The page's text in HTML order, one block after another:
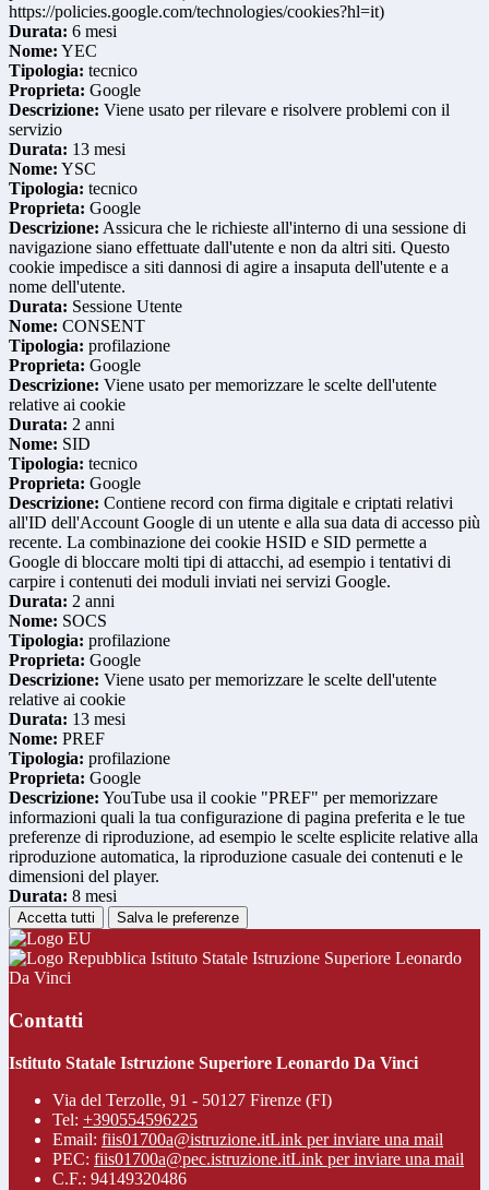
https://policies.google.com/technologies/cookies?hl=it)
Durata: 6 mesi
Nome: YEC
Tipologia: tecnico
Proprieta: Google
Descrizione: Viene usato per rilevare e risolvere problemi con il
servizio
Durata: 13 mesi
Nome: YSC
Tipologia: tecnico
Proprieta: Google
Descrizione: Assicura che le richieste all'interno di una sessione di
navigazione siano effettuate dall'utente e non da altri siti. Questo
cookie impedisce a siti dannosi di agire a insaputa dell'utente e a
nome dell'utente.
Durata: Sessione Utente
Nome: CONSENT
Tipologia: profilazione
Proprieta: Google
Descrizione: Viene usato per memorizzare le scelte dell'utente
relative ai cookie
Durata: 2 anni
Nome: SID
Tipologia: tecnico
Proprieta: Google
Descrizione: Contiene record con firma digitale e criptati relativi
all'ID dell'Account Google di un utente e alla sua data di accesso più
recente. La combinazione dei cookie HSID e SID permette a
Google di bloccare molti tipi di attacchi, ad esempio i tentativi di
carpire i contenuti dei moduli inviati nei servizi Google.
Durata: 2 anni
Nome: SOCS
Tipologia: profilazione
Proprieta: Google
Descrizione: Viene usato per memorizzare le scelte dell'utente
relative ai cookie
Durata: 13 mesi
Nome: PREF
Tipologia: profilazione
Proprieta: Google
Descrizione: YouTube usa il cookie "PREF" per memorizzare
informazioni quali la tua configurazione di pagina preferita e le tue
preferenze di riproduzione, ad esempio le scelte esplicite relative alla
riproduzione automatica, la riproduzione casuale dei contenuti e le
dimensioni del player.
Durata: 8 mesi
Accetta tutti Salva le preferenze
Istituto Statale Istruzione Superiore Leonardo
Da Vinci
Contatti
Istituto Statale Istruzione Superiore Leonardo Da Vinci
Via del Terzolle, 91 - 50127 Firenze (FI)
Tel: +390554596225
Email: fiis01700a@istruzione.itLink per inviare una mail
PEC: fiis01700a@pec.istruzione.itLink per inviare una mail
C.F.: 94149320486